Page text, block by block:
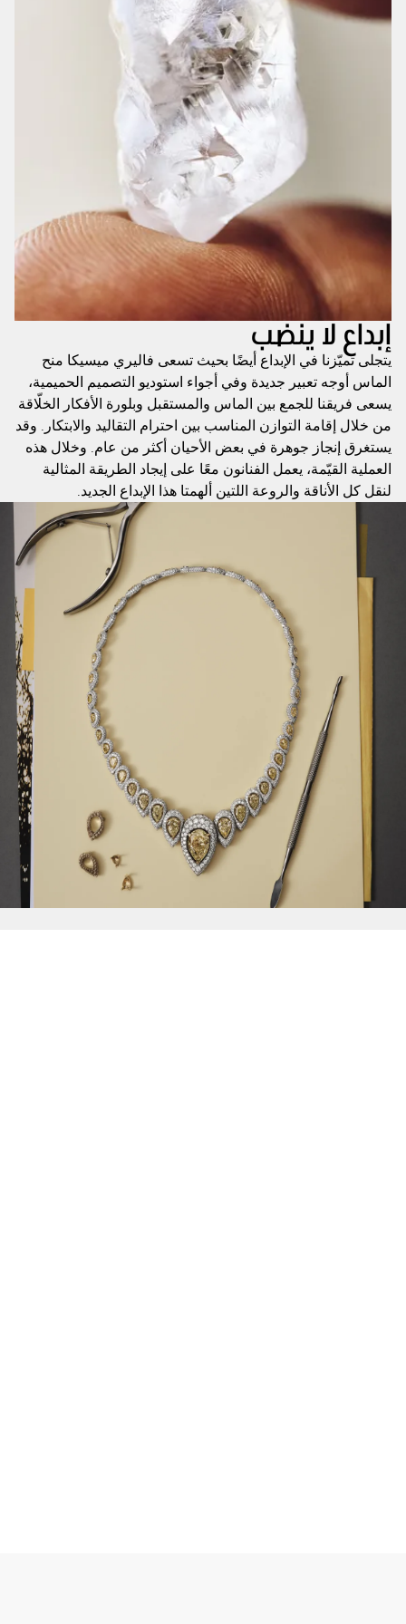
إبداع لا ينضب
يتجلى تميّزنا في الإبداع أيضًا بحيث تسعى فاليري ميسيكا منح
الماس أوجه تعبير جديدة وفي أجواء استوديو التصميم الحميمية،
يسعى فريقنا للجمع بين الماس والمستقبل وبلورة الأفكار الخلّاقة
من خلال إقامة التوازن المناسب بين احترام التقاليد والابتكار. وقد
يستغرق إنجاز جوهرة في بعض الأحيان أكثر من عام. وخلال هذه
العملية القيّمة، يعمل الفنانون معًا على إيجاد الطريقة المثالية
لنقل كل الأناقة والروعة اللتين ألهمتا هذا الإبداع الجديد.